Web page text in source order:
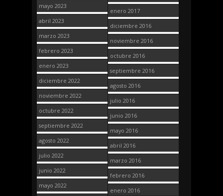
mayo 2023
abril 2023
marzo 2023
febrero 2023
enero 2023
diciembre 2022
noviembre 2022
octubre 2022
septiembre 2022
agosto 2022
julio 2022
junio 2022
mayo 2022
enero 2017
diciembre 2016
noviembre 2016
octubre 2016
septiembre 2016
agosto 2016
julio 2016
junio 2016
mayo 2016
abril 2016
marzo 2016
febrero 2016
enero 2016